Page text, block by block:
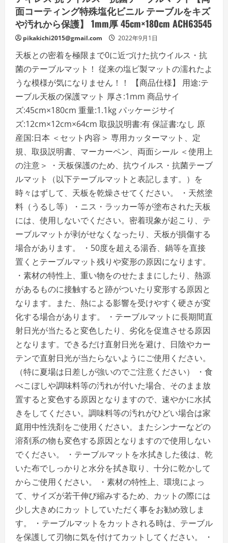
ー
ブ
ル
を
ズ
汚
れ
か
ら
保
護】
1mm
45cm×150cm
ACH63521
の
詳
細
を
ご
覧
く
だ
さ
い
面コーティング特殊塩化ビニル テーブルをキズ
や汚れから保護】 1mm厚 45cm×180cm ACH63545
pikakichi2015@gmail.com 2022年9月1日
天板との密着を極限まで0に近づけた抗ウイルス・抗
菌のテーブルマット！ 従来の塩ビ製マットの濡れたよ
うな模様が気になりません！！ 【商品仕様】 用途:テ
ーブル天板の保護マット 厚さ:1mm 商品サイ
ズ:45cm×180cm 重量:1.1kg パッケージサイ
ズ:12cm×12cm×64cm 取扱説明書:有 保証書:なし 原
産国:日本 ＜セット内容＞ 専用カッターマット、定
規、取扱説明書、マーカーペン、両面シール ＜使用上
の注意＞ ・天板保護のため、抗ウイルス・抗菌テーブ
ルマット（以下テーブルマットと表記します。）を
時々はずして、天板を乾燥させてください。 ・天然塗
料（うるし等）・ニス・ラッカー等が塗布された天板
には、使用しないでください。密着現象が起こり、テ
ーブルマットが剥がせなくなったり、天板が損傷する
場合があります。 ・50度を超える湯呑、鍋等を直接
置くとテーブルマット残りや変形の原因になります。
・素材の特性上、重い物をのせたままにしたり、熱源
があるものに接触すると跡がついたり変形する原因と
なります。また、熱による影響を受けやすく硬さが変
化する場合があります。 ・テーブルマットに長期間直
射日光が当たると変色したり、劣化を促進させる原因
となります。できるだけ直射日光を避け、日陰やカー
テンで直射日光が当たらないようにご使用ください。
（特に夏場は日差しが強いのでご注意ください） ・食
べこぼしや調味料等の汚れが付いた場合、そのまま放
置すると変色する原因となりますので、速やかに水拭
きをしてください。調味料等の汚れがひどい場合は家
庭用中性洗剤をご使用ください。またシンナーなどの
溶剤系の物も変色する原因となりますので使用しない
でください。 ・テーブルマットを水拭きした後は、乾
いた布でしっかりと水分を拭き取り、十分に乾かして
からご使用ください。 ・素材の特性上、環境によっ
て、サイズが若干伸び縮みするため、カットの際には
少し大きめにカッ トしていただく事をお勧め致しま
す。 ・テーブルマットをカットされる時は、テーブル
を保護して刃物に気を付けてカットしてください。 ・